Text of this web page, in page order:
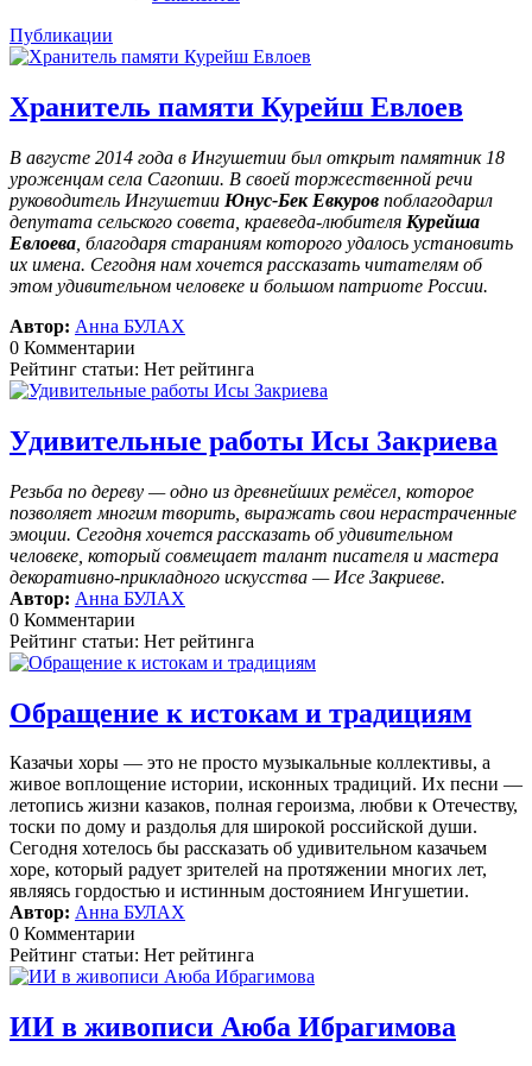
Публикации
Хранитель памяти Курейш Евлоев
В августе 2014 года в Ингушетии был открыт памятник 18
уроженцам села Сагопши. В своей торжественной речи
руководитель Ингушетии Юнус-Бек Евкуров поблагодарил
депутата сельского совета, краеведа-любителя Курейша
Евлоева , благодаря стараниям которого удалось установить
их имена. Сегодня нам хочется рассказать читателям об
этом удивительном человеке и большом патриоте России.
Автор: Анна БУЛАХ
0 Комментарии
Рейтинг статьи: Нет рейтинга
Удивительные работы Исы Закриева
Резьба по дереву — одно из древнейших ремёсел, которое
позволяет многим творить, выражать свои нерастраченные
эмоции. Сегодня хочется рассказать об удивительном
человеке, который совмещает талант писателя и мастера
декоративно-прикладного искусства — Исе Закриеве.
Автор: Анна БУЛАХ
0 Комментарии
Рейтинг статьи: Нет рейтинга
Обращение к истокам и традициям
Казачьи хоры — это не просто музыкальные коллективы, а
живое воплощение истории, исконных традиций. Их песни —
летопись жизни казаков, полная героизма, любви к Отечеству,
тоски по дому и раздолья для широкой российской души.
Сегодня хотелось бы рассказать об удивительном казачьем
хоре, который радует зрителей на протяжении многих лет,
являясь гордостью и истинным достоянием Ингушетии.
Автор: Анна БУЛАХ
0 Комментарии
Рейтинг статьи: Нет рейтинга
ИИ в живописи Аюба Ибрагимова